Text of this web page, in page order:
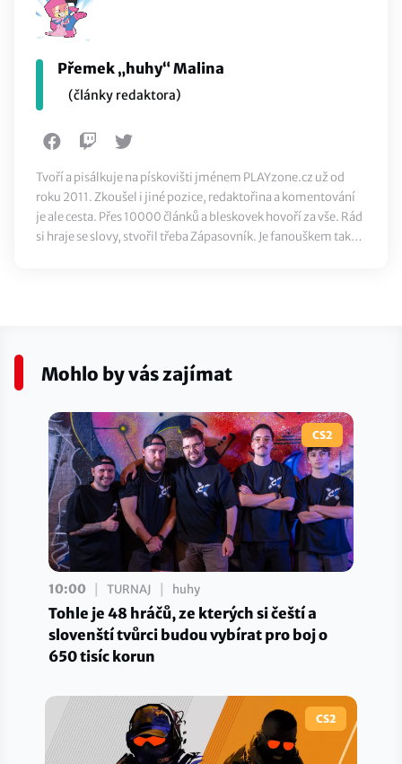
Přemek „huhy“ Malina
(články redaktora)
Tvoří a pisálkuje na pískovišti jménem PLAYzone.cz už od
roku 2011. Zkoušel i jiné pozice, redaktořina a komentování
je ale cesta. Přes 10000 článků a bleskovek hovoří za vše. Rád
si hraje se slovy, stvořil třeba Zápasovník. Je fanouškem také
Mohlo by vás zajímat
CS2
10:00 TURNAJ huhy
Tohle je 48 hráčů, ze kterých si čeští a
slovenští tvůrci budou vybírat pro boj o
650 tisíc korun
CS2